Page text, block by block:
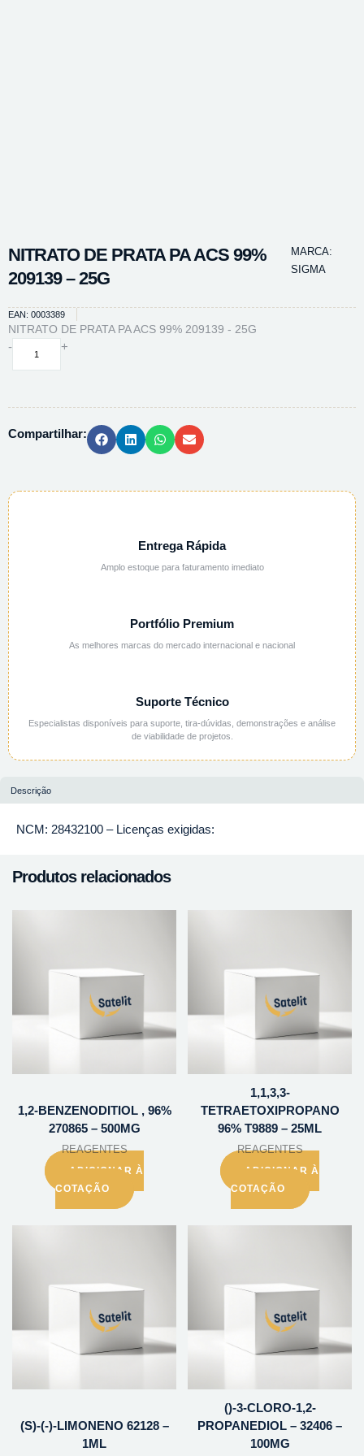
NITRATO DE PRATA PA ACS 99%
209139 – 25G
MARCA:
SIGMA
EAN: 0003389
NITRATO DE PRATA PA ACS 99% 209139 - 25G
-
NITRATO
99%
25G
quantidade
+
Compartilhar:
Entrega Rápida
Amplo estoque para faturamento imediato
Portfólio Premium
As melhores marcas do mercado internacional e nacional
Suporte Técnico
Especialistas disponíveis para suporte, tira-dúvidas, demonstrações e análise
de viabilidade de projetos.
Descrição
NCM: 28432100 – Licenças exigidas:
Produtos relacionados
1,2-BENZENODITIOL , 96%
270865 – 500MG
REAGENTES
ADICIONAR À
COTAÇÃO
1,1,3,3-
TETRAETOXIPROPANO
96% T9889 – 25ML
REAGENTES
ADICIONAR À
COTAÇÃO
(S)-(-)-LIMONENO 62128 –
1ML
()-3-CLORO-1,2-
PROPANEDIOL – 32406 –
100MG